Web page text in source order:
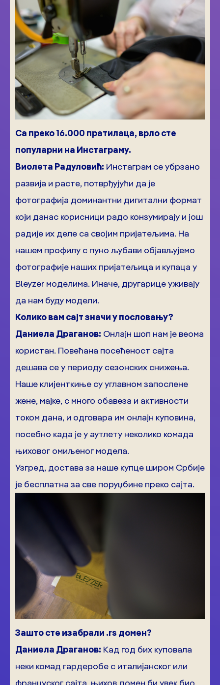
Са преко 16.000 пратилаца, врло сте
популарни на Инстаграму.
Виолета Радуловић: Инстаграм се убрзано
развија и расте, потврђујући да је
фотографија доминантни дигитални формат
који данас корисници радо конзумирају и још
радије их деле са својим пријатељима. На
нашем профилу с пуно љубави објављујемо
фотографије наших пријатељица и купаца у
Bleyzer моделима. Иначе, другарице уживају
да нам буду модели.
Колико вам сајт значи у пословању?
Даниела Драганов: Онлајн шоп нам је веома
користан. Повећана посећеност сајта
дешава се у периоду сезонских снижења.
Наше клијенткиње су углавном запослене
жене, мајке, с много обавеза и активности
током дана, и одговара им онлајн куповина,
посебно када је у аутлету неколико комада
њиховог омиљеног модела.
Узгред, достава за наше купце широм Србије
је бесплатна за све поруџбине преко сајта.
Зашто сте изабрали .rs домен?
Даниела Драганов: Кад год бих куповала
неки комад гардеробе с италијанског или